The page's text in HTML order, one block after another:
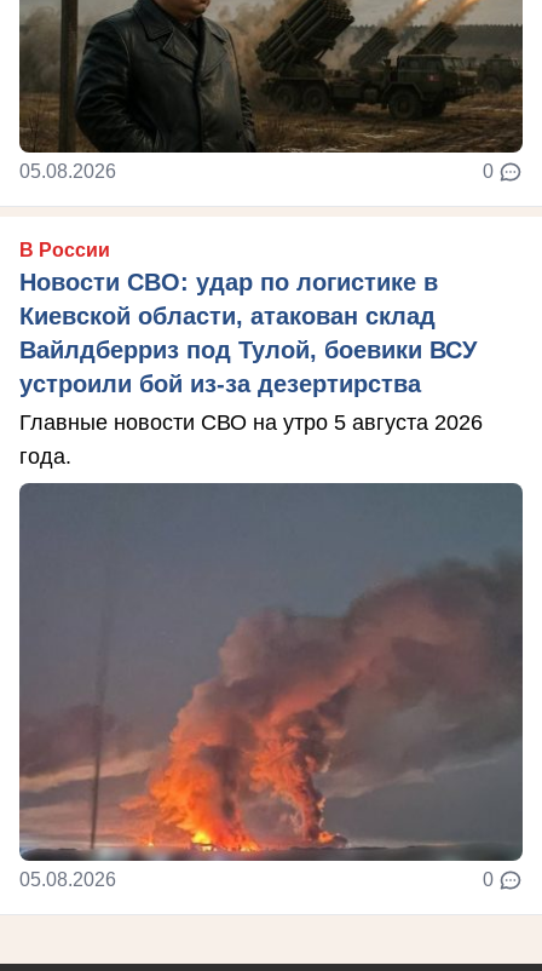
05.08.2026 0
В России
Новости СВО: удар по логистике в
Киевской области, атакован склад
Вайлдберриз под Тулой, боевики ВСУ
устроили бой из-за дезертирства
Главные новости СВО на утро 5 августа 2026
года.
05.08.2026 0